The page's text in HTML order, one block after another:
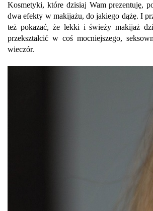
Kosmetyki, które dzisiaj Wam prezentuję,
dwa efekty w makijażu, do jakiego dążę. I
też pokazać, że lekki i świeży makijaż
przekształcić w coś mocniejszego,
wieczór.